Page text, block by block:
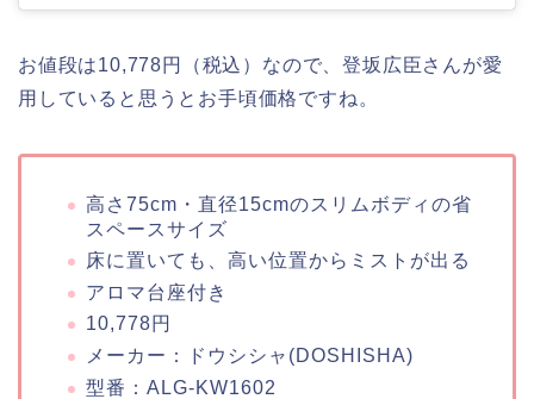
お値段は10,778円（税込）なので、登坂広臣さんが愛
用していると思うとお手頃価格ですね。
高さ75cm・直径15cmのスリムボディの省
スペースサイズ
床に置いても、高い位置からミストが出る
アロマ台座付き
10,778円
メーカー：ドウシシャ(DOSHISHA)
型番：ALG-KW1602